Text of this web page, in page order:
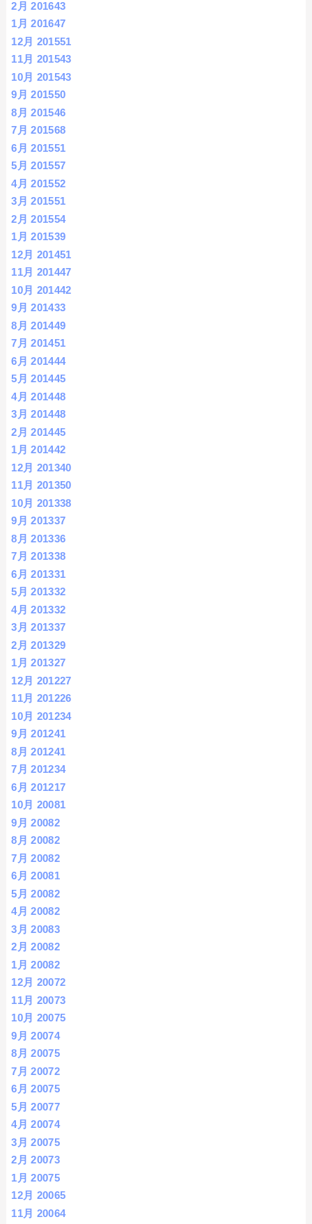
2月 201643
1月 201647
12月 201551
11月 201543
10月 201543
9月 201550
8月 201546
7月 201568
6月 201551
5月 201557
4月 201552
3月 201551
2月 201554
1月 201539
12月 201451
11月 201447
10月 201442
9月 201433
8月 201449
7月 201451
6月 201444
5月 201445
4月 201448
3月 201448
2月 201445
1月 201442
12月 201340
11月 201350
10月 201338
9月 201337
8月 201336
7月 201338
6月 201331
5月 201332
4月 201332
3月 201337
2月 201329
1月 201327
12月 201227
11月 201226
10月 201234
9月 201241
8月 201241
7月 201234
6月 201217
10月 20081
9月 20082
8月 20082
7月 20082
6月 20081
5月 20082
4月 20082
3月 20083
2月 20082
1月 20082
12月 20072
11月 20073
10月 20075
9月 20074
8月 20075
7月 20072
6月 20075
5月 20077
4月 20074
3月 20075
2月 20073
1月 20075
12月 20065
11月 20064